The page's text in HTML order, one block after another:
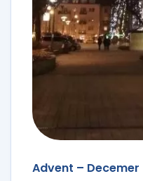
Advent – Decemer